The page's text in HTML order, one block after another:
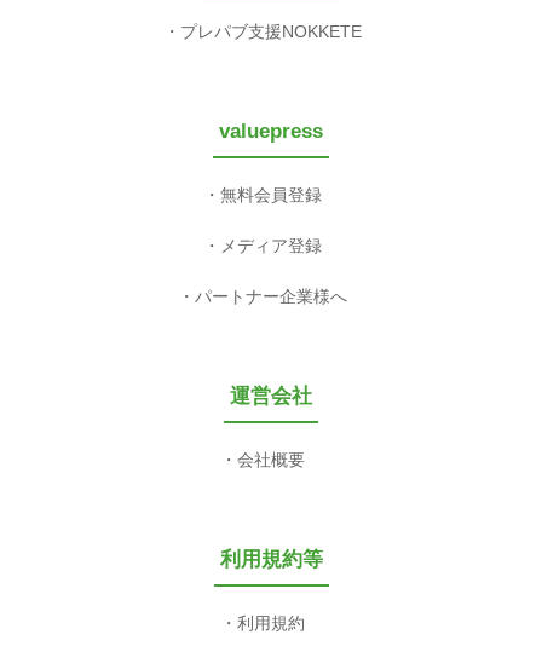
プレパブ支援NOKKETE
valuepress
無料会員登録
メディア登録
パートナー企業様へ
運営会社
会社概要
利用規約等
利用規約